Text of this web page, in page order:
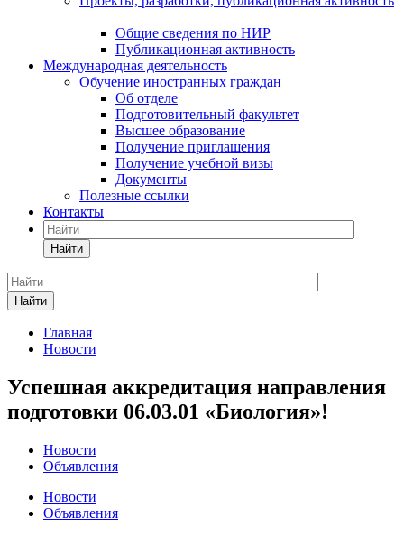
Общие сведения по НИР
Публикационная активность
Международная деятельность
Обучение иностранных граждан
Об отделе
Подготовительный факультет
Высшее образование
Получение приглашения
Получение учебной визы
Документы
Полезные ссылки
Контакты
Найти
Найти
Главная
Новости
Успешная аккредитация направления
подготовки 06.03.01 «Биология»!
Новости
Объявления
Новости
Объявления